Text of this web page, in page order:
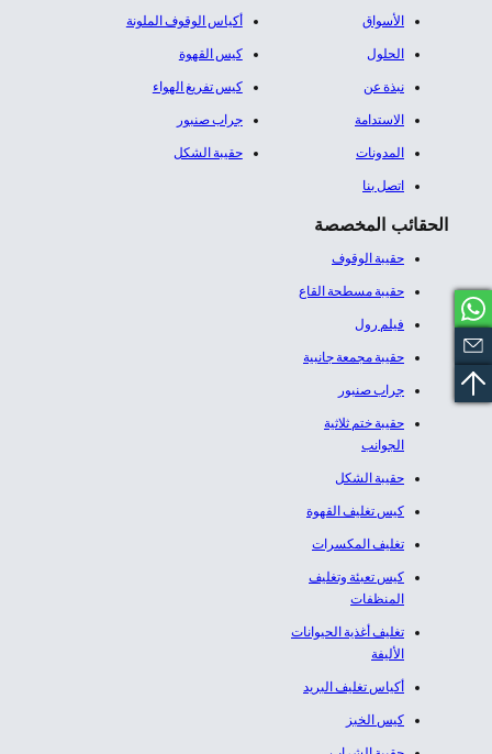
الأسواق
الحلول
نبذة عن
الاستدامة
المدونات
اتصل بنا
أكياس الوقوف الملونة
كيس القهوة
كيس تفريغ الهواء
جراب صنبور
حقيبة الشكل
الحقائب المخصصة
حقيبة الوقوف
حقيبة مسطحة القاع
فيلم رول
حقيبة مجمعة جانبية
جراب صنبور
حقيبة ختم ثلاثية
الجوانب
حقيبة الشكل
كيس تغليف القهوة
تغليف المكسرات
كيس تعبئة وتغليف
المنظفات
تغليف أغذية الحيوانات
الأليفة
أكياس تغليف البريد
كيس الخبز